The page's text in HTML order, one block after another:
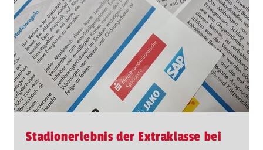
Stadionerlebnis der Extraklasse bei